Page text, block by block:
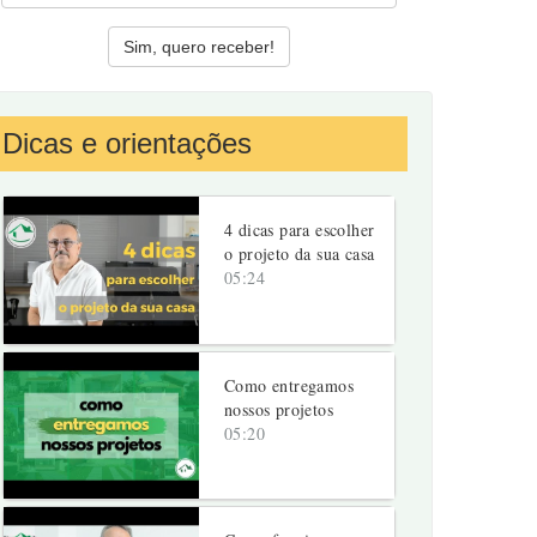
Dicas e orientações
4 dicas para escolher
o projeto da sua casa
05:24
Como entregamos
nossos projetos
05:20